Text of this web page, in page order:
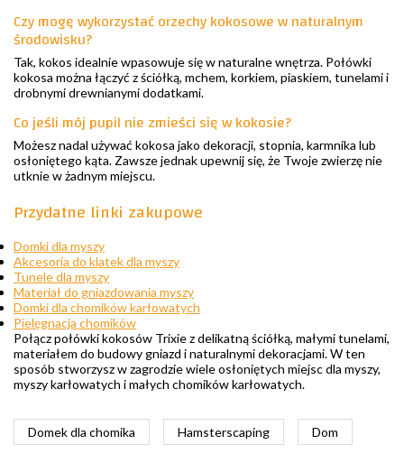
Czy mogę wykorzystać orzechy kokosowe w naturalnym
środowisku?
Tak, kokos idealnie wpasowuje się w naturalne wnętrza. Połówki
kokosa można łączyć z ściółką, mchem, korkiem, piaskiem, tunelami i
drobnymi drewnianymi dodatkami.
Co jeśli mój pupil nie zmieści się w kokosie?
Możesz nadal używać kokosa jako dekoracji, stopnia, karmnika lub
osłoniętego kąta. Zawsze jednak upewnij się, że Twoje zwierzę nie
utknie w żadnym miejscu.
Przydatne linki zakupowe
Domki dla myszy
Akcesoria do klatek dla myszy
Tunele dla myszy
Materiał do gniazdowania myszy
Domki dla chomików karłowatych
Pielęgnacja chomików
Połącz połówki kokosów Trixie z delikatną ściółką, małymi tunelami,
materiałem do budowy gniazd i naturalnymi dekoracjami. W ten
sposób stworzysz w zagrodzie wiele osłoniętych miejsc dla myszy,
myszy karłowatych i małych chomików karłowatych.
Domek dla chomika Hamsterscaping Dom